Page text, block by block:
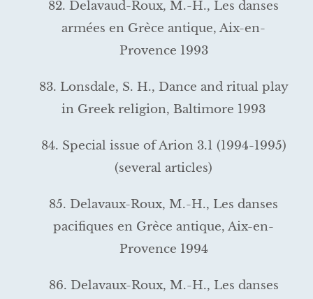
82. Delavaud-Roux, M.-H., Les danses
armées en Grèce antique, Aix-en-
Provence 1993
83. Lonsdale, S. H., Dance and ritual play
in Greek religion, Baltimore 1993
84. Special issue of Arion 3.1 (1994-1995)
(several articles)
85. Delavaux-Roux, M.-H., Les danses
pacifiques en Grèce antique, Aix-en-
Provence 1994
86. Delavaux-Roux, M.-H., Les danses